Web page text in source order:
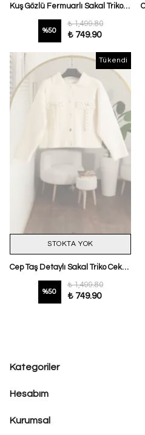
Kuş Gözlü Fermuarlı Sakal Triko Ceket Ekru
%50
₺ 1,499.80
₺ 749.90
Tükendi
STOKTA YOK
Cep Taş Detaylı Sakal Triko Ceket Ekru
%50
₺ 1,499.80
₺ 749.90
Kategoriler
Hesabım
Kurumsal